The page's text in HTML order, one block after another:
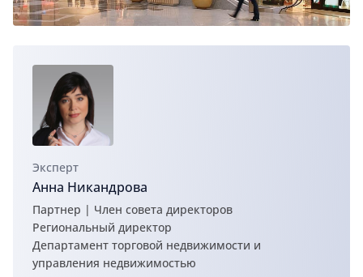
Эксперт
Анна Никандрова
Партнер | Член совета директоров
Региональный директор
Департамент торговой недвижимости и
управления недвижимостью